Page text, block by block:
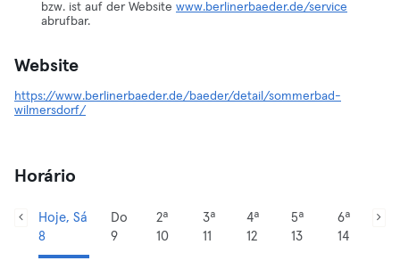
bzw. ist auf der Website www.berlinerbaeder.de/service
abrufbar.
Website
https://www.berlinerbaeder.de/baeder/detail/sommerbad-
wilmersdorf/
Horário
Hoje, Sá
8
Do
9
2ª
10
3ª
11
4ª
12
5ª
13
6ª
14